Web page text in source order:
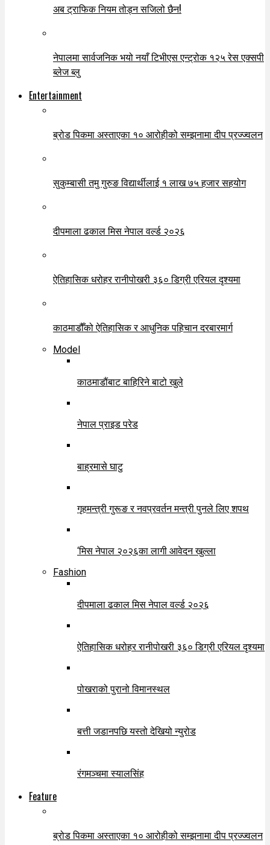
अब ट्राफिक नियम तोड्न सजिलो छैन!
नेपालमा सार्वजनिक भयो नयाँ टिभीएस एन्ट्रोक १२५ रेस एक्सपी
ब्लेज ब्लु
Entertainment
ब्रोड पिकमा अस्ताएका १० आरोहीको सम्झनामा दीप प्रज्ज्वलन
सुकुम्बासी तमु गुरुङ विद्यार्थीलाई १ लाख ७५ हजार सहयोग
दीपमाला ढकाल मिस नेपाल वर्ल्ड २०२६
ऐतिहासिक धरोहर रानीपोखरी ३६० डिग्री एरियल दृश्यमा
काठमाडौँको ऐतिहासिक र आधुनिक पहिचान दरबारमार्ग
Model
काठमाडौंबाट बाहिरिने बाटो खुले
नेपाल प्राइड परेड
बाह्रमासे घाटु
गृहमन्त्री गुरूङ र नवप्रवर्तन मन्त्री पुनले लिए शपथ
‘मिस नेपाल २०२६का लागी आवेदन खुल्ला
Fashion
दीपमाला ढकाल मिस नेपाल वर्ल्ड २०२६
ऐतिहासिक धरोहर रानीपोखरी ३६० डिग्री एरियल दृश्यमा
पोखराको पुरानो विमानस्थल
बत्ती जडानपछि यस्तो देखियो न्युरोड
रंगमञ्चमा स्यालसिंह
Feature
ब्रोड पिकमा अस्ताएका १० आरोहीको सम्झनामा दीप प्रज्ज्वलन